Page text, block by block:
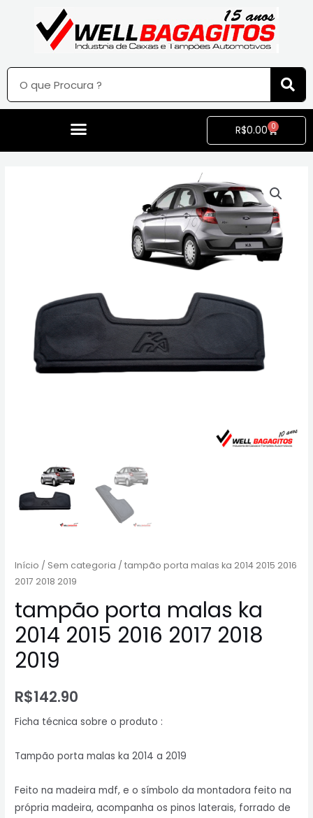
R$0.00 0
Início / Sem categoria / tampão porta malas ka 2014 2015 2016
2017 2018 2019
tampão porta malas ka
2014 2015 2016 2017 2018
2019
R$142.90
Ficha técnica sobre o produto :
Tampão porta malas ka 2014 a 2019
Feito na madeira mdf, e o símbolo da montadora feito na
própria madeira, acompanha os pinos laterais, forrado de